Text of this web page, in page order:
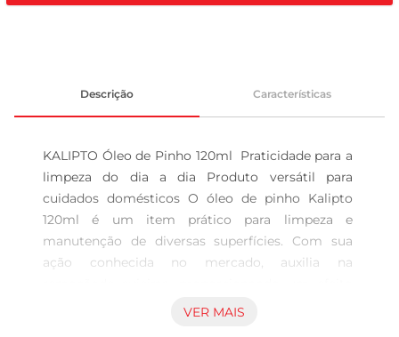
Descrição Características
KALIPTO Óleo de Pinho 120ml  Praticidade para a
limpeza do dia a dia Produto versátil para
cuidados domésticos O óleo de pinho Kalipto
120ml é um item prático para limpeza e
manutenção de diversas superfícies. Com sua
ação conhecida no mercado, auxilia na
restaurador em madeiras, móveis e outros
VER MAIS